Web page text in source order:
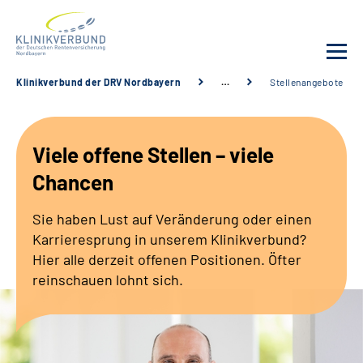
Behandlungsangebot
Karriere
Erweiterte Suche
Klinikverbund der DRV Nordbayern … Stellenangebote
Viele offene Stellen – viele
Chancen
Sie haben Lust auf Veränderung oder einen
Karrieresprung in unserem Klinikverbund?
Hier alle derzeit offenen Positionen. Öfter
reinschauen lohnt sich.